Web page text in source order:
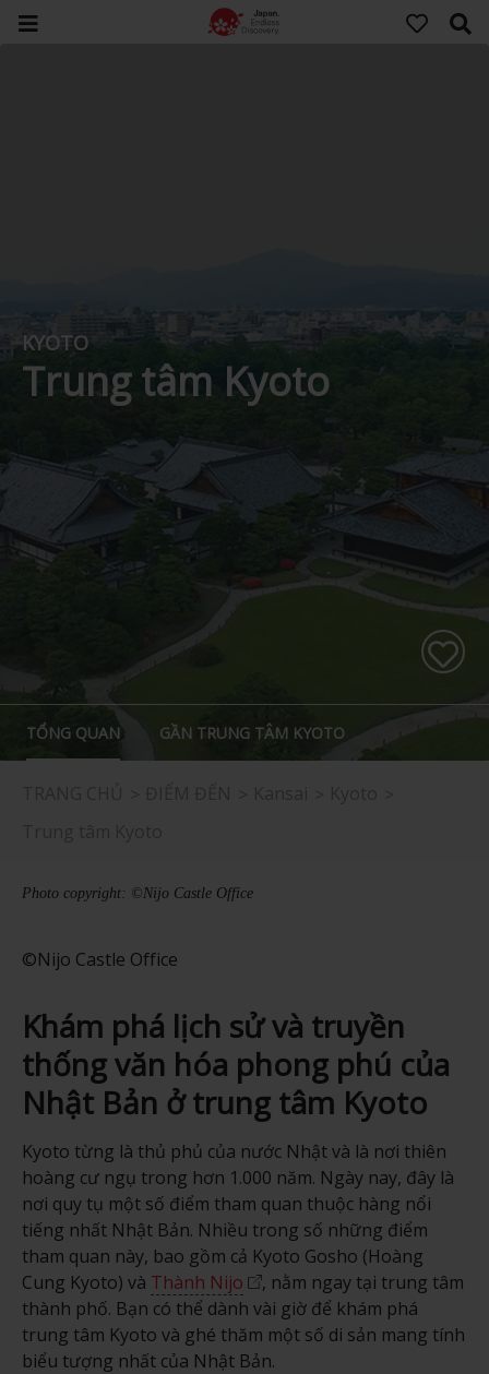
KYOTO
Trung tâm Kyoto
TỔNG QUAN GẦN TRUNG TÂM KYOTO
Photo copyright: ©Nijo Castle Office
©Nijo Castle Office
Khám phá lịch sử và truyền
thống văn hóa phong phú của
Nhật Bản ở trung tâm Kyoto
Kyoto từng là thủ phủ của nước Nhật và là nơi thiên
hoàng cư ngụ trong hơn 1.000 năm. Ngày nay, đây là
nơi quy tụ một số điểm tham quan thuộc hàng nổi
tiếng nhất Nhật Bản. Nhiều trong số những điểm
tham quan này, bao gồm cả Kyoto Gosho (Hoàng
Cung Kyoto) và Thành Nijo
, nằm ngay tại trung tâm
thành phố. Bạn có thể dành vài giờ để khám phá
trung tâm Kyoto và ghé thăm một số di sản mang tính
biểu tượng nhất của Nhật Bản.